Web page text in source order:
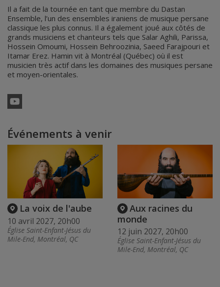
Il a fait de la tournée en tant que membre du Dastan
Ensemble, l’un des ensembles iraniens de musique persane
classique les plus connus. Il a également joué aux côtés de
grands musiciens et chanteurs tels que Salar Aghili, Parissa,
Hossein Omoumi, Hossein Behroozinia, Saeed Farajpouri et
Itamar Erez. Hamin vit à Montréal (Québec) où il est
musicien très actif dans les domaines des musiques persane
et moyen-orientales.
YouTube
Événements à venir
La voix de l'aube
10 avril 2027, 20h00
Église Saint-Enfant-Jésus du
Mile-End, Montréal, QC
Aux racines du
monde
12 juin 2027, 20h00
Église Saint-Enfant-Jésus du
Mile-End, Montréal, QC